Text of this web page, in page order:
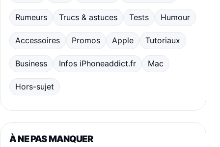
Rumeurs Trucs & astuces Tests Humour
Accessoires Promos Apple Tutoriaux
Business Infos iPhoneaddict.fr Mac
Hors-sujet
À NE PAS MANQUER